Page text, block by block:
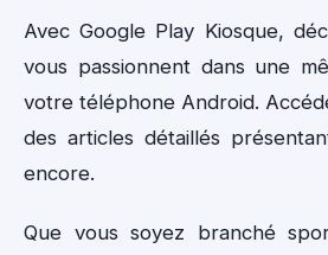
Avec Google Play Kiosque,
vous passionnent dans une
votre téléphone Android.
des articles détaillés
encore.
Que vous soyez branché